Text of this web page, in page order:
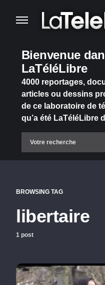
Bienvenue
LaTéléLibre
4000 reportages,
articles ou dessins
de ce laboratoire de
qu’a été LaTéléLibre
BROWSING TAG
libertaire
1 post